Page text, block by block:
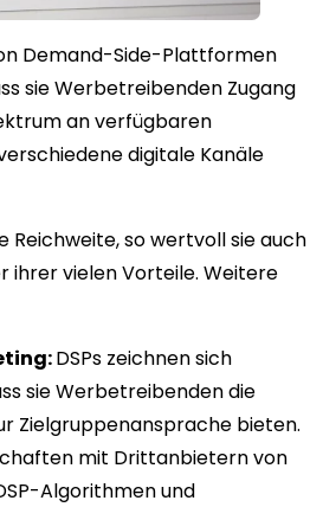
Demand-Side-Plattformen
sie Werbetreibenden Zugang
an verfügbaren
digitale Kanäle
Reichweite, so wertvoll sie auch
ihrer vielen Vorteile. Weitere
DSPs zeichnen sich
sie Werbetreibenden die
Zielgruppenansprache bieten.
mit Drittanbietern von
Algorithmen und